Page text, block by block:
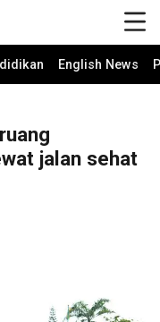
English News
jalan sehat